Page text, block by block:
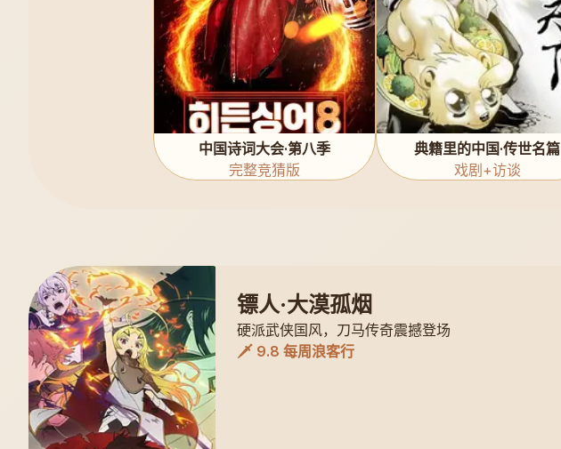
中国诗词大会·第八季
完整竞猜版
典籍里的中国·传世名篇
戏剧+访谈
镖人·大漠孤烟
硬派武侠国风，刀马传奇震撼登场
🗡️ 9.8 每周浪客行